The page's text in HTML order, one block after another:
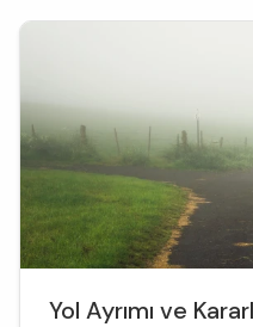
kalıptan kalbe
Yol Ayrımı ve